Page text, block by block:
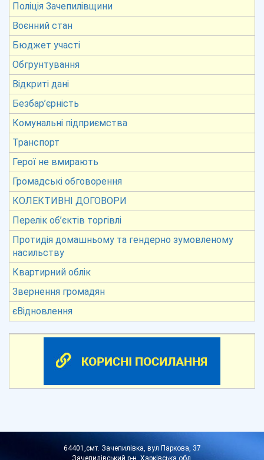
Поліція Зачепилівщини
Воєнний стан
Бюджет участі
Обгрунтування
Відкриті дані
Безбар’єрність
Комунальні підприємства
Транспорт
Герої не вмирають
Громадські обговорення
КОЛЕКТИВНІ ДОГОВОРИ
Перелік об’єктів торгівлі
Протидія домашньому та гендерно зумовленому
насильству
Квартирний облік
Звернення громадян
єВідновлення
64401,смт. Зачепилівка, вул Паркова, 37
Зачепилівський р-н, Харківська обл.